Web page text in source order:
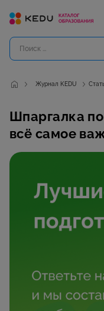
Журнал KEDU
Шпаргалка
всё самое